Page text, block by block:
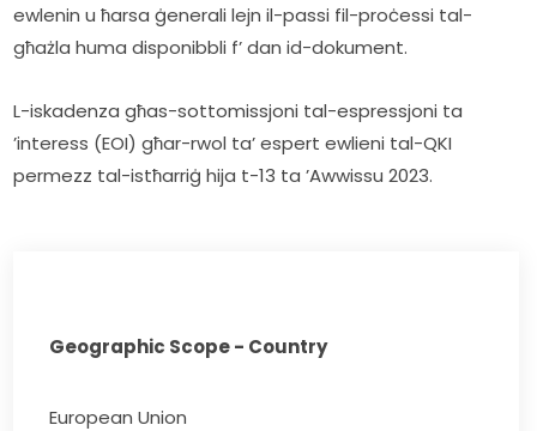
ewlenin u ħarsa ġenerali lejn il-passi fil-proċessi tal-
għażla huma disponibbli f’ dan id-dokument.
L-iskadenza għas-sottomissjoni tal-espressjoni ta
’interess (EOI) għar-rwol ta’ espert ewlieni tal-QKI
permezz tal-istħarriġ hija t-13 ta ’Awwissu 2023.
Geographic Scope - Country
European Union